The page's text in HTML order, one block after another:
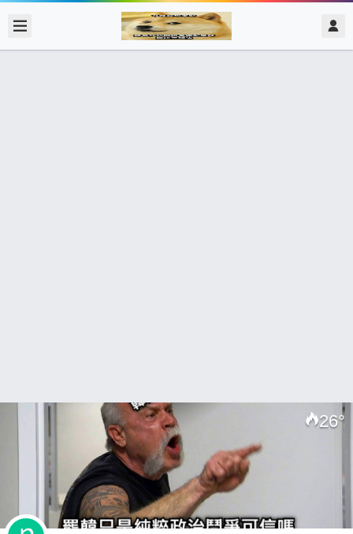
26°
admin @ 梗圖大全 MEME NOW 2020/2/17
扫描二维码继续阅读